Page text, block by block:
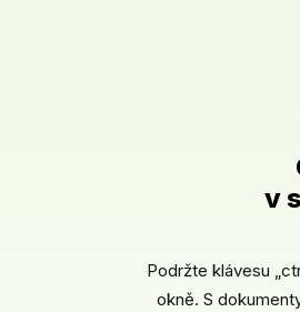
v
Podržte klávesu
okně. S